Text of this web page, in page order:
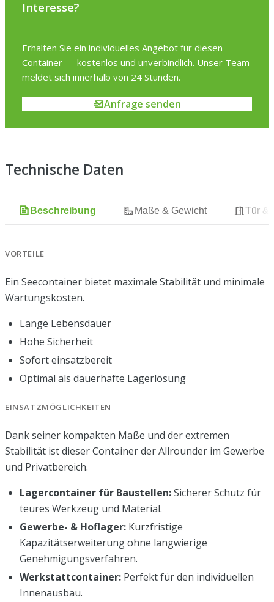
Technische Daten
Beschreibung Maße & Gewicht Tür &
VORTEILE
Ein Seecontainer bietet maximale Stabilität und minimale
Wartungskosten.
Lange Lebensdauer
Hohe Sicherheit
Sofort einsatzbereit
Optimal als dauerhafte Lagerlösung
EINSATZMÖGLICHKEITEN
Dank seiner kompakten Maße und der extremen
Stabilität ist dieser Container der Allrounder im Gewerbe
und Privatbereich.
Lagercontainer für Baustellen:Sicherer Schutz für
teures Werkzeug und Material.
Gewerbe- & Hoflager: Kurzfristige
Kapazitätserweiterung ohne langwierige
Genehmigungsverfahren.
Werkstattcontainer: Perfekt für den individuellen
Innenausbau.
Interesse?
Erhalten Sie ein individuelles Angebot für diesen
Container — kostenlos und unverbindlich. Unser Team
meldet sich innerhalb von 24 Stunden.
Anfrage senden